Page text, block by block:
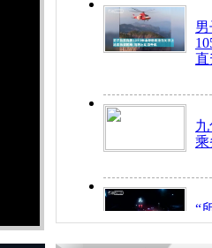
直
乘
“
开